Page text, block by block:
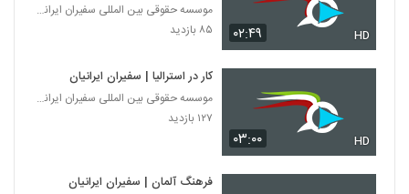
۰۲:۴۹ HD
موسسه حقوقی بین المللی سفیران ایرانیان
۸۵ بازدید
۰۳:۰۰ HD
کار در استرالیا | سفیران ایرانیان
موسسه حقوقی بین المللی سفیران ایرانیان
۱۲۷ بازدید
فرهنگ آلمان | سفیران ایرانیان